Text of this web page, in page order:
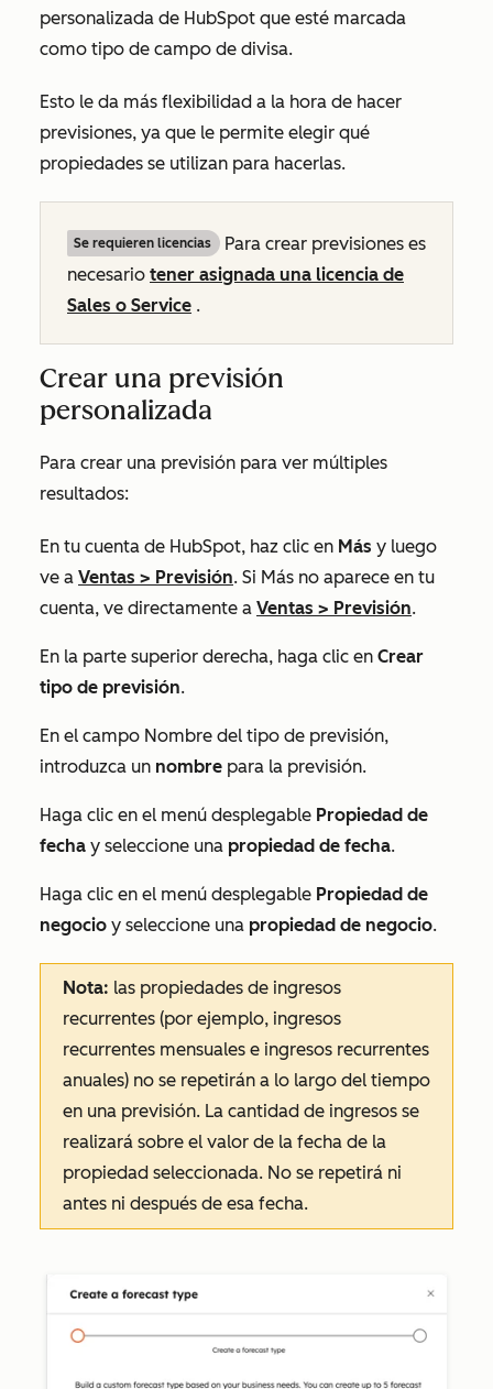
personalizada de HubSpot que esté marcada
como tipo de campo de divisa.
Esto le da más flexibilidad a la hora de hacer
previsiones, ya que le permite elegir qué
propiedades se utilizan para hacerlas.
Se requieren licencias
Para crear previsiones es
necesario tener asignada una licencia de
Sales o Service .
Crear una previsión
personalizada
Para crear una previsión para ver múltiples
resultados:
En tu cuenta de HubSpot, haz clic en Más y luego
ve a Ventas > Previsión. Si Más no aparece en tu
cuenta, ve directamente a Ventas > Previsión.
En la parte superior derecha, haga clic en Crear
tipo de previsión.
En el campo Nombre del tipo de previsión,
introduzca un nombre para la previsión.
Haga clic en el menú desplegable Propiedad de
fecha y seleccione una propiedad de fecha.
Haga clic en el menú desplegable Propiedad de
negocio y seleccione una propiedad de negocio.
Nota: las propiedades de ingresos
recurrentes (por ejemplo, ingresos
recurrentes mensuales e ingresos recurrentes
anuales) no se repetirán a lo largo del tiempo
en una previsión. La cantidad de ingresos se
realizará sobre el valor de la fecha de la
propiedad seleccionada. No se repetirá ni
antes ni después de esa fecha.